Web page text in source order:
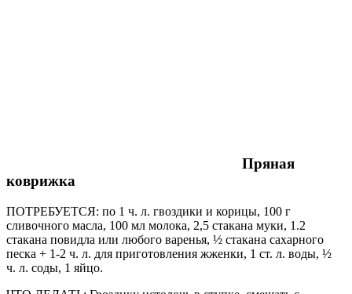
Пряная
коврижка
ПОТРЕБУЕТСЯ: по 1 ч. л. гвоздики и корицы, 100 г
сливочного масла, 100 мл молока, 2,5 стакана муки, 1.2
стакана повидла или любого варенья, ½ стакана сахарного
песка + 1-2 ч. л. для приготовления жженки, 1 ст. л. воды, ½
ч. л. соды, 1 яйцо.